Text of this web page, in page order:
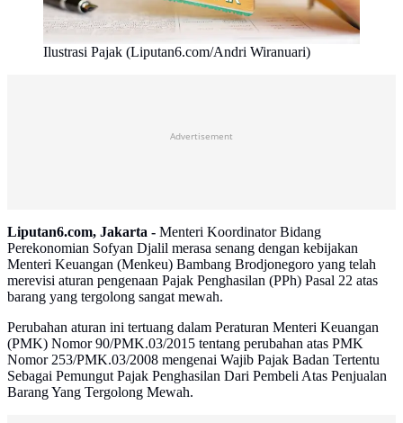
Ilustrasi Pajak (Liputan6.com/Andri Wiranuari)
Advertisement
Liputan6.com, Jakarta - Menteri Koordinator Bidang
Perekonomian Sofyan Djalil merasa senang dengan kebijakan
Menteri Keuangan (Menkeu) Bambang Brodjonegoro yang telah
merevisi aturan pengenaan Pajak Penghasilan (PPh) Pasal 22 atas
barang yang tergolong sangat mewah.
Perubahan aturan ini tertuang dalam Peraturan Menteri Keuangan
(PMK) Nomor 90/PMK.03/2015 tentang perubahan atas PMK
Nomor 253/PMK.03/2008 mengenai Wajib Pajak Badan Tertentu
Sebagai Pemungut Pajak Penghasilan Dari Pembeli Atas Penjualan
Barang Yang Tergolong Mewah.